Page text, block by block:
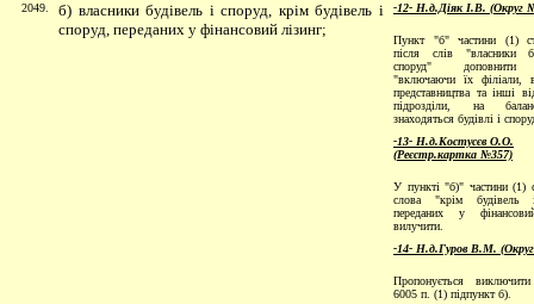
2049.
б) власники будівель і споруд, крім будівель і
споруд, переданих у фінансовий лізинг;
-12- Н.д.Діяк І.В. (Округ
Пункт "б" частини (1)
після слів "власники
споруд" доповнити
"включаючи їх філіали,
представництва та інші
підрозділи, на
знаходяться будівлі і
-13- Н.д.Костусєв О.О.
(Реєстр.картка №357)
У пункті "б)" частини (1)
слова "крім будівель
переданих у
вилучити.
-14- Н.д.Гуров В.М.
Пропонується
6005 п. (1) підпункт б).